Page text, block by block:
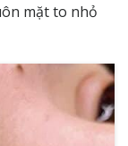
mặt to nhỏ